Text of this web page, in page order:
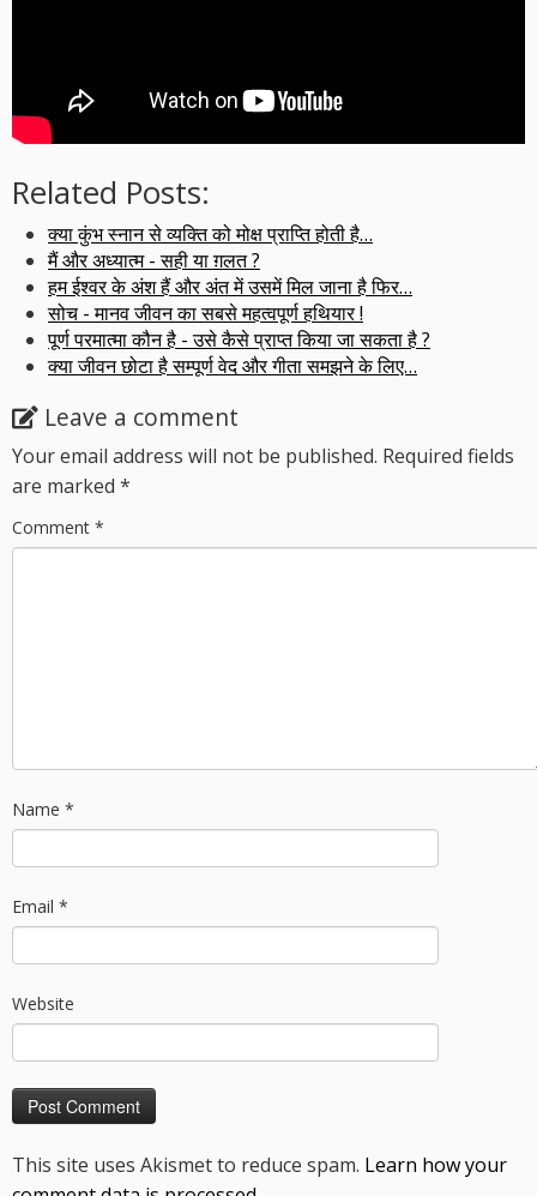
Related Posts:
क्या कुंभ स्नान से व्यक्ति को मोक्ष प्राप्ति होती है…
मैं और अध्यात्म - सही या ग़लत ?
हम ईश्वर के अंश हैं और अंत में उसमें मिल जाना है फिर…
सोच - मानव जीवन का सबसे महत्वपूर्ण हथियार !
पूर्ण परमात्मा कौन है - उसे कैसे प्राप्त किया जा सकता है ?
क्या जीवन छोटा है सम्पूर्ण वेद और गीता समझने के लिए…
Leave a comment
Your email address will not be published. Required fields
are marked *
Comment *
Name *
Email *
Website
This site uses Akismet to reduce spam. Learn how your